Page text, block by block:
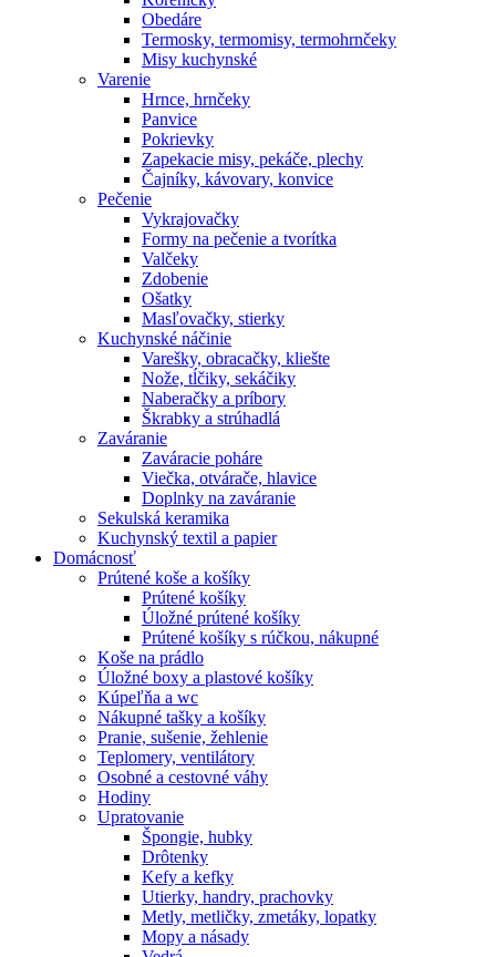
Obedáre
Termosky, termomisy, termohrnčeky
Misy kuchynské
Varenie
Hrnce, hrnčeky
Panvice
Pokrievky
Zapekacie misy, pekáče, plechy
Čajníky, kávovary, konvice
Pečenie
Vykrajovačky
Formy na pečenie a tvorítka
Valčeky
Zdobenie
Ošatky
Masľovačky, stierky
Kuchynské náčinie
Varešky, obracačky, kliešte
Nože, tĺčiky, sekáčiky
Naberačky a príbory
Škrabky a strúhadlá
Zaváranie
Zaváracie poháre
Viečka, otvárače, hlavice
Doplnky na zaváranie
Sekulská keramika
Kuchynský textil a papier
Domácnosť
Prútené koše a košíky
Prútené košíky
Úložné prútené košíky
Prútené košíky s rúčkou, nákupné
Koše na prádlo
Úložné boxy a plastové košíky
Kúpeľňa a wc
Nákupné tašky a košíky
Pranie, sušenie, žehlenie
Teplomery, ventilátory
Osobné a cestovné váhy
Hodiny
Upratovanie
Špongie, hubky
Drôtenky
Kefy a kefky
Utierky, handry, prachovky
Metly, metličky, zmetáky, lopatky
Mopy a násady